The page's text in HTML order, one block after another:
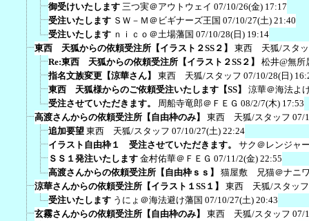
御受けいたします 三つ実＠アウトウェイ 07/10/26(金) 17:17
受注いたします ＳＷ－Ｍ＠ビギナーズ王国 07/10/27(土) 21:40
受注いたします ｎｉｃｏ＠土場藩国 07/10/28(日) 19:14
東西 天狐からの依頼受注所【イラスト２SS２】
東西 天狐/スタ
Re:東西 天狐からの依頼受注所【イラスト２SS２】
松井@無所
指名文族変更【涼華さん】
東西 天狐/スタッフ 07/10/28(日)
東西 天狐様からのご依頼受注いたします【SS】
涼華＠海法よ
受注させていただきます。
周船寺竜郎＠ＦＥＧ 08/2/7(木) 17:53
高渡さんからの依頼受注所【自由枠のみ】
東西 天狐/スタッフ 07/
追加要望 東西 天狐/スタッフ 07/10/27(土) 22:24
イラスト自由枠１ 受注させていただきます。
サク＠レンジャ
ＳＳ１発注いたします 金村佑華＠ＦＥＧ 07/11/2(金) 22:55
高渡さんからの依頼受注所【自由枠ｓｓ】
猫屋敷 兄猫＠ナニ
涼華さんからの依頼受注所【イラスト１SS１】
東西 天狐/スタッフ
受注いたします うにょ＠海法避け藩国 07/10/27(土) 20:43
玄霧さんからの依頼受注所【自由枠のみ】
東西 天狐/スタッフ 07/